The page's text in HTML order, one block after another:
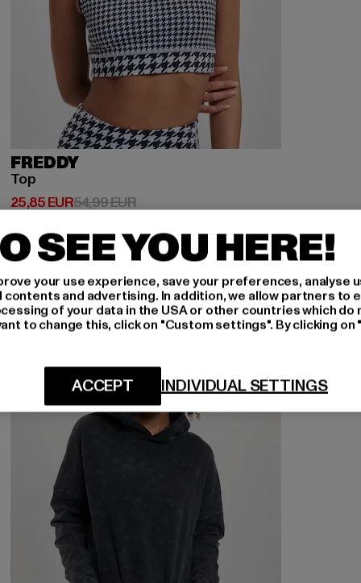
FREDDY
Top
25,85 EUR
Derzeitiger Preis: 25,85 EUR
54,99 EURAktionspreis: 54,99 EUR
-50%
SEE YOU HERE!
your use experience, save your preferences, analyse
and advertising. In addition, we allow partners to
of your data in the USA or other countries which do
to change this, click on "Custom settings". By clicking
INDIVIDUAL SETTINGS
ACCEPT